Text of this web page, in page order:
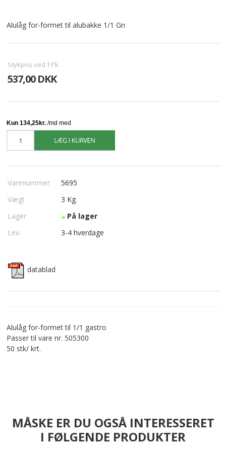
KONTAKT
Alulåg for-formet til alubakke 1/1 Gn
Stykpris ved 1 Pk.
537,00 DKK
Varenummer
5695
Vægt
3 Kg.
Lager
På lager
Lev.
3-4 hverdage
datablad
Alulåg for-formet til 1/1 gastro
Passer til vare nr. 505300
50 stk/ krt.
MÅSKE ER DU OGSÅ INTERESSERET
I FØLGENDE PRODUKTER